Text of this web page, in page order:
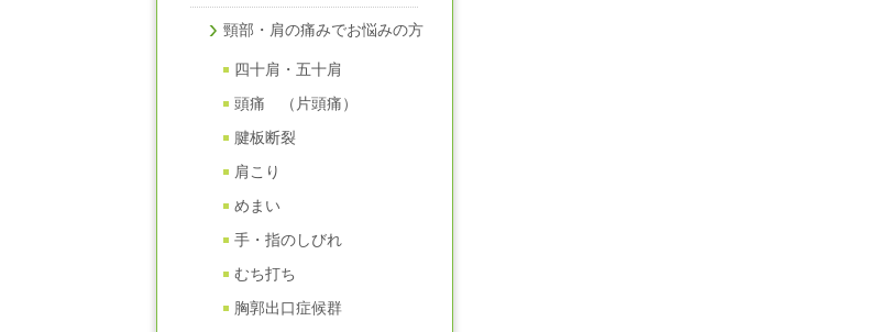
頸部・肩の痛みでお悩みの方
四十肩・五十肩
頭痛 （片頭痛）
腱板断裂
肩こり
めまい
手・指のしびれ
むち打ち
胸郭出口症候群